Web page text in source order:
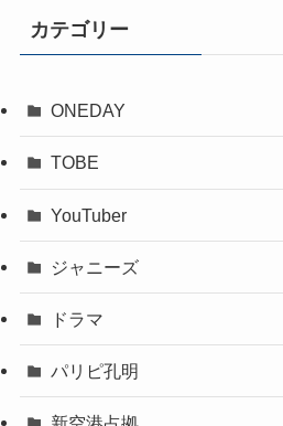
カテゴリー
ONEDAY
TOBE
YouTuber
ジャニーズ
ドラマ
パリピ孔明